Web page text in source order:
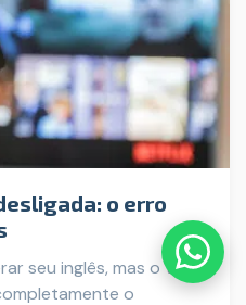
o erro
seu inglês, mas o tipo
o